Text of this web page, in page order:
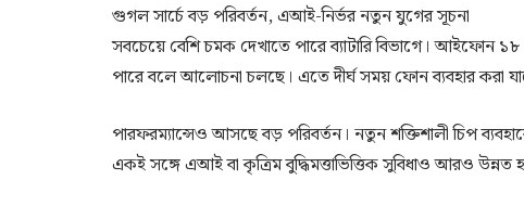
গুগল সার্চে বড় পরিবর্তন, এআই-নির্ভর নতুন যুগের সূচনা
সবচেয়ে বেশি চমক দেখাতে পারে ব্যাটারি বিভাগে। আইফোন ১৮
পারে বলে আলোচনা চলছে। এতে দীর্ঘ সময় ফোন ব্যবহার করা
পারফরম্যান্সেও আসছে বড় পরিবর্তন। নতুন শক্তিশালী চিপ
একই সঙ্গে এআই বা কৃত্রিম বুদ্ধিমত্তাভিত্তিক সুবিধাও আরও উন্নত